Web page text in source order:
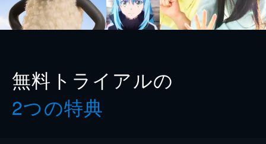
無料トライアルの
2つの特典